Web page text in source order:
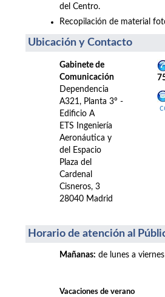
del Centro.
Recopilación de material
Ubicación y Contacto
Gabinete de
Comunicación
Dependencia
A321, Planta 3º -
Edificio A
ETS Ingeniería
Aeronáutica y
del Espacio
Plaza del
Cardenal
Cisneros, 3
28040 Madrid
Horario de atención al
Mañanas: de lunes a
Vacaciones de verano